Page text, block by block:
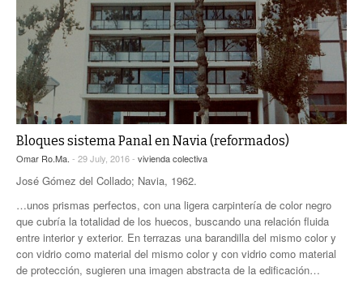
EQUIPO
BLOG
CONTACTO
Bloques sistema Panal en Navia (reformados)
Omar Ro.Ma. - 29 July, 2016 - vivienda colectiva
José Gómez del Collado; Navia, 1962.
…unos prismas perfectos, con una ligera carpintería de color negro
que cubría la totalidad de los huecos, buscando una relación fluida
entre interior y exterior. En terrazas una barandilla del mismo color y
con vidrio como material del mismo color y con vidrio como material
de protección, sugieren una imagen abstracta de la edificación…